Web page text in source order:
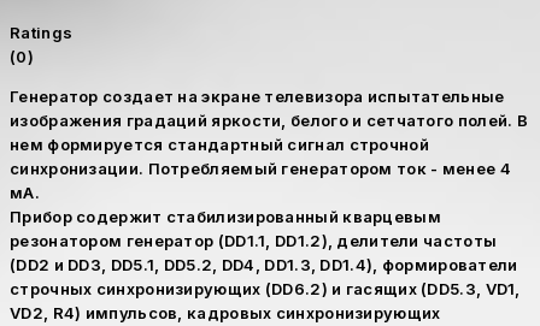
Ratings
(0)
Генератор создает на экране телевизора испытательные
изображения градаций яркости, белого и сетчатого полей. В
нем формируется стандартный сигнал строчной
синхронизации. Потребляемый генератором ток - менее 4
мА.
Прибор содержит стабилизированный кварцевым
резонатором генератор (DD1.1, DD1.2), делители частоты
(DD2 и DD3, DD5.1, DD5.2, DD4, DD1.3, DD1.4), формирователи
строчных синхронизирующих (DD6.2) и гасящих (DD5.3, VD1,
VD2, R4) импульсов, кадровых синхронизирующих